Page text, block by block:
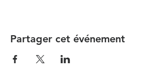
Partager cet événement